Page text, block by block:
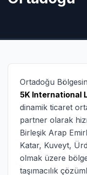
Ortadoğu
5K International
dinamik ticaret
partner olarak
Birleşik Arap
Katar, Kuveyt,
olmak üzere
taşımacılık